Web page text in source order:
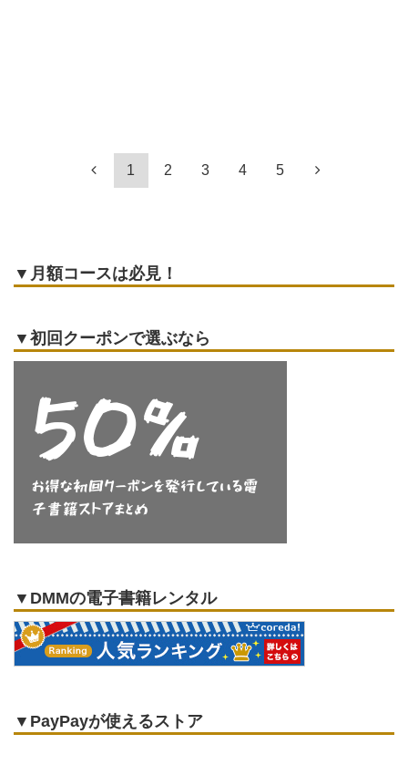
1 2 3 4 5
▼月額コースは必見！
▼初回クーポンで選ぶなら
▼DMMの電子書籍レンタル
▼PayPayが使えるストア